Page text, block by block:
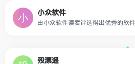
小众软件
殁漂遥